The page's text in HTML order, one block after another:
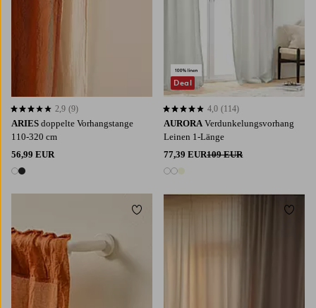
ARIES doppelte Vorhangstange
110-320 cm
56,99 EUR
2 Farben
2,9 basierend auf 9 Bewertungen
2,9 (9)
AURORA Verdunkelungsvorhang
Leinen 1-Länge
77,39 EUR109 EUR
3 Farben
4,0 basierend auf 114 Bewertungen
4,0 (114)
Deal
Zu Favoriten hinzufügen Zu